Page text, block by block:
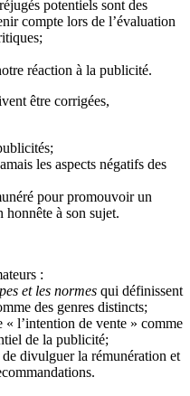
potentiels sont des
compte lors de l’évaluation
réaction à la publicité.
être corrigées,
les aspects négatifs des
pour promouvoir un
à son sujet.
:
et les normes qui définissent
des genres distincts;
l’intention de vente » comme
de la publicité;
divulguer la rémunération et